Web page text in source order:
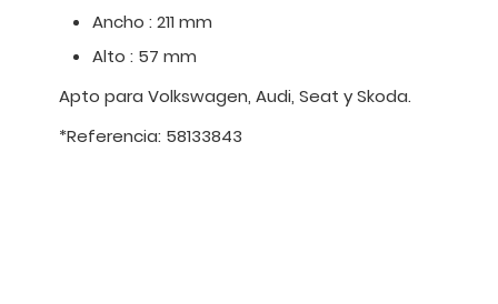
Ancho : 211 mm
Alto : 57 mm
Apto para Volkswagen, Audi, Seat y Skoda.
*Referencia: 58133843